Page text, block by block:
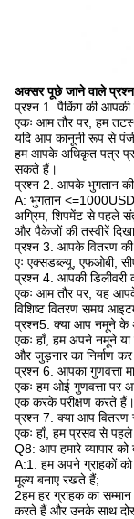
अक्सर पूछे जाने वाले
प्रश्न 1. पैकिंग की आपकी
एकः आम तौर पर, हम
यदि आप कानूनी रूप से
हम आपके अधिकृत पत्र
सकते हैं।
प्रश्न 2. आपके भुगतान की
A: भुगतान
अग्रिम, शिपमेंट से पहले
और पैकेजों की तस्वीरें
प्रश्न 3. आपके वितरण की
एः एक्सडब्ल्यू, एफओबी,
प्रश्न 4. आपकी डिलीवरी
एकः आम तौर पर, यह
विशिष्ट वितरण समय
प्रश्न5. क्या आप नमूने के
एकः हाँ, हम अपने नमूने या
और जुड़नार का निर्माण
प्रश्न 6. आपका गुणवत्ता
एकः हम ओई गुणवत्ता पर
एक करके परीक्षण करते हैं।
प्रश्न 7. क्या आप वितरण
एकः हाँ, हम प्रसव से पहले
Q8: आप हमारे व्यापार
A:1. हम अपने ग्राहकों को
मूल्य बनाए रखते हैं;
2हम हर ग्राहक का
करते हैं और उनके साथ